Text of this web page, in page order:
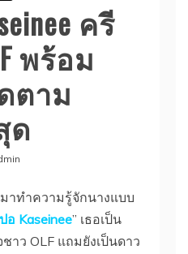
ครี
พร้อม
ตาม
ด
าทำความรู้จักนางแบบ
อ Kaseinee” เธอเป็น
าว OLF แถมยังเป็นดาว